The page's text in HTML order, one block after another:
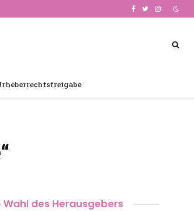
Facebook
TwitterInstagram
Wahl des Herausgebers